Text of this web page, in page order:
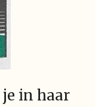
in haar